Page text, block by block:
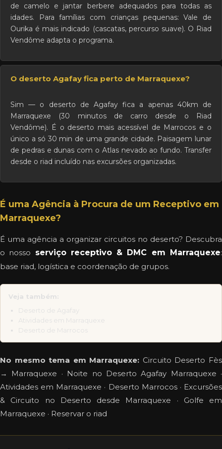
de camelo e jantar berbere adequados para todas as
idades. Para famílias com crianças pequenas: Vale de
Ourika é mais indicado (cascatas, percurso suave). O Riad
Vendôme adapta o programa.
O deserto Agafay fica perto de Marraquexe?
Sim — o deserto de Agafay fica a apenas 40km de
Marraquexe (30 minutos de carro desde o Riad
Vendôme). É o deserto mais acessível de Marrocos e o
único a só 30 min de uma grande cidade. Paisagem lunar
de pedras e dunas com o Atlas nevado ao fundo. Transfer
desde o riad incluído nas excursões organizadas.
É uma Agência à Procura de um Receptivo em
Marraquexe?
É uma agência a organizar circuitos no deserto? Descubra
o nosso serviço receptivo & DMC em Marraquexe:
base riad, logística e coordenação de grupos.
Veja também:
Deserto de Agafay
Atividades em Marraquexe
Deserto de Marrocos
No mesmo tema em Marraquexe: Circuito Deserto Fès
→ Marraquexe · Noite no Deserto Agafay Marraquexe ·
Atividades em Marraquexe · Deserto Marrocos· Excursões
& Circuito no Deserto desde Marraquexe · Golfe em
Marraquexe · Reservar o riad